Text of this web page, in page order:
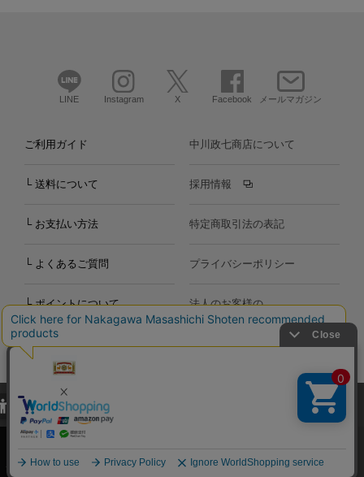
LINE Instagram X Facebook メールマガジン
ご利用ガイド
└ 送料について
└ お支払い方法
└ よくあるご質問
└ ポイントについて
お問い合わせ
中川政七商店について
採用情報
特定商取引法の表記
プライバシーポリシー
法人のお客様の
お問い合わせ
Copyright©2000-2026
Nakagawa Masashichi Shoten All Rights Reserved.
当サイトでは、当サイト内における閲覧履歴・属性情報などの取得およ
び利便性向上のためにクッキー（Cookie）を使用いたします。詳細に
関しては「プライバシーポリシー
承諾する